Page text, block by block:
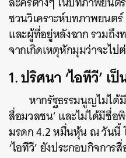
ชวนวิเคราะห์บทภาพยนตร์
และผู้ที่อยู่หลังฉาก รวมถึง
จากเกิดเหตุหักมุมว่าจะไป
1. ปริศนา ‘ไอทีวี’ เ
หากรัฐธรรมนูญไม่ได้
สื่อมวลชน’ และไม่ได้มีชื่อ
มรดก 4.2 หมื่นหุ้น ณ วันนี้
‘ไอทีวี’ ยังประกอบกิจการ